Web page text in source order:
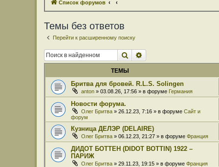
Список форумов
Темы без ответов
Перейти к расширенному поиску
Поиск
ТЕМЫ
Бритва для бровей. R.L.S. Solingen
anton » 03.08.26, 17:56 » в форуме Германия
Новости форума.
Олег Бритва » 26.12.23, 7:16 » в форуме Сайт и
форум
Кузница ДЕЛЭР (DELAIRE)
Олег Бритва » 06.12.23, 21:27 » в форуме Франция
ДИДОТ БОТТЕН (DIDOT BOTTIN) 1922 –
ПАРИЖ
Олег Бритва » 29.11.23, 19:15 » в форуме Франция